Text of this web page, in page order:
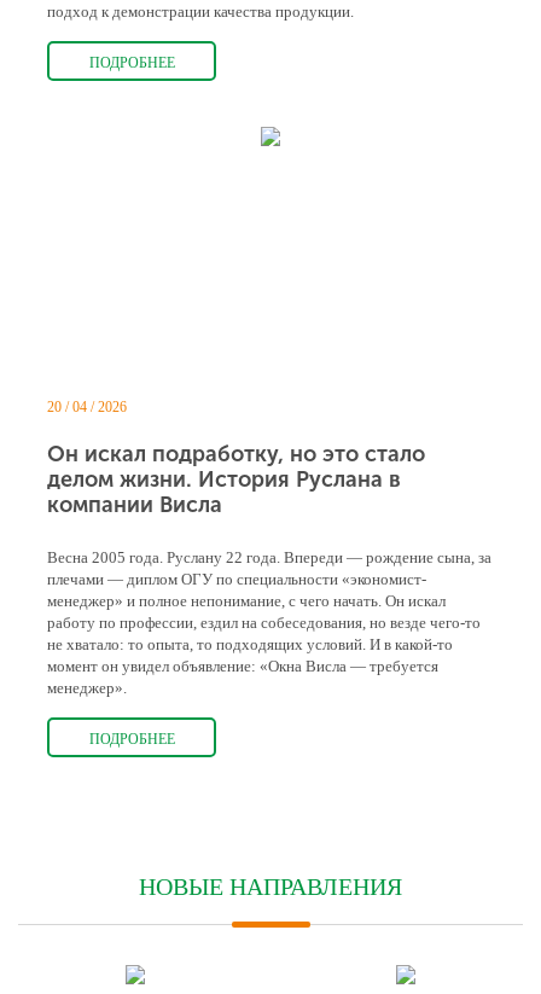
подход к демонстрации качества продукции.
ПОДРОБНЕЕ
20 / 04 / 2026
Он искал подработку, но это стало
делом жизни. История Руслана в
компании Висла
Весна 2005 года. Руслану 22 года. Впереди — рождение сына, за
плечами — диплом ОГУ по специальности «экономист-
менеджер» и полное непонимание, с чего начать. Он искал
работу по профессии, ездил на собеседования, но везде чего-то
не хватало: то опыта, то подходящих условий. И в какой-то
момент он увидел объявление: «Окна Висла — требуется
менеджер».
ПОДРОБНЕЕ
НОВЫЕ НАПРАВЛЕНИЯ